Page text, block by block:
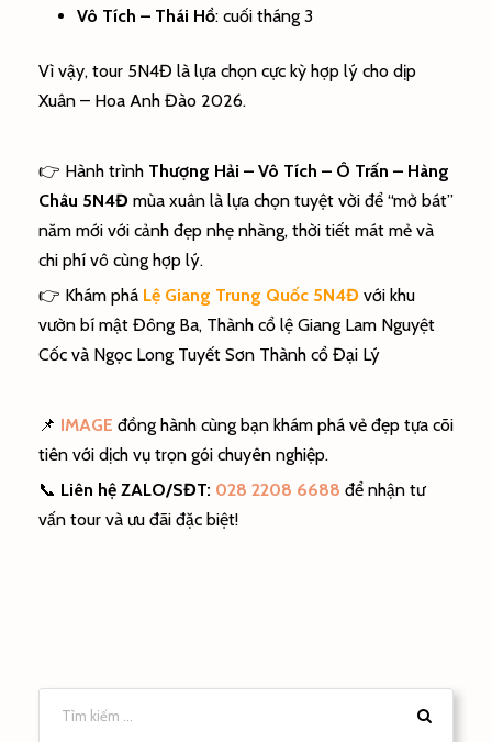
Vô Tích – Thái Hồ: cuối tháng 3
Vì vậy, tour 5N4Đ là lựa chọn cực kỳ hợp lý cho dịp
Xuân – Hoa Anh Đào 2026.
👉 Hành trình Thượng Hải – Vô Tích – Ô Trấn – Hàng
Châu 5N4Đ mùa xuân là lựa chọn tuyệt vời để “mở bát”
năm mới với cảnh đẹp nhẹ nhàng, thời tiết mát mẻ và
chi phí vô cùng hợp lý.
👉 Khám phá Lệ Giang Trung Quốc 5N4Đ với khu
vườn bí mật Đông Ba, Thành cổ lệ Giang Lam Nguyệt
Cốc và Ngọc Long Tuyết Sơn Thành cổ Đại Lý
📌 IMAGE đồng hành cùng bạn khám phá vẻ đẹp tựa cõi
tiên với dịch vụ trọn gói chuyên nghiệp.
📞 Liên hệ ZALO/SĐT: 028 2208 6688 để nhận tư
vấn tour và ưu đãi đặc biệt!